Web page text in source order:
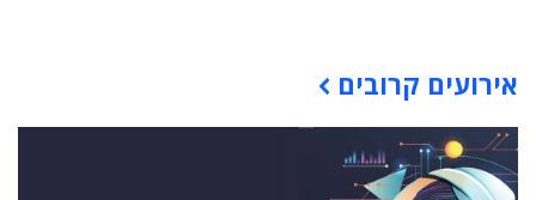
אירועים קרובים